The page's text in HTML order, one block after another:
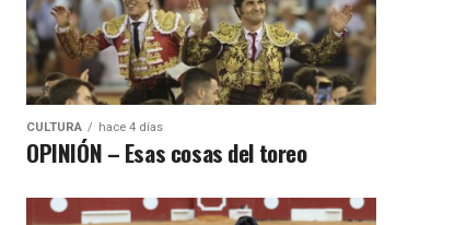
CULTURA hace 4 días
OPINIÓN – Esas cosas del toreo